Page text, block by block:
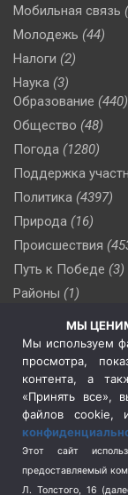
Мобильная связь
Молодежь (44)
Налоги (2)
Наука (3)
Образование (440)
Общество (48)
Погода (1280)
Поддержка
Политика (4397)
Природа (16)
Происшествия
Путь к Победе (3)
Районы (1)
(510)
Сельское
Социальная
Спецоперация в
Спецоперация на
Спорт (740)
Терроризм (1)
МЫ
Мы используем
просмотра,
контента, а
«Принять все»,
файлов
Этот сайт
предоставляемый
Л. Толстого, 16